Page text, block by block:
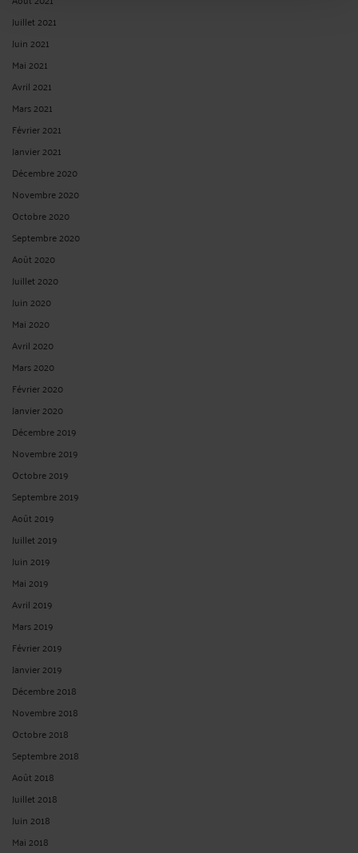
Juillet 2021
Juin 2021
Mai 2021
Avril 2021
Mars 2021
Février 2021
Janvier 2021
Décembre 2020
Novembre 2020
Octobre 2020
Septembre 2020
Août 2020
Juillet 2020
Juin 2020
Mai 2020
Avril 2020
Mars 2020
Février 2020
Janvier 2020
Décembre 2019
Novembre 2019
Octobre 2019
Septembre 2019
Août 2019
Juillet 2019
Juin 2019
Mai 2019
Avril 2019
Mars 2019
Février 2019
Janvier 2019
Décembre 2018
Novembre 2018
Octobre 2018
Septembre 2018
Août 2018
Juillet 2018
Juin 2018
Mai 2018